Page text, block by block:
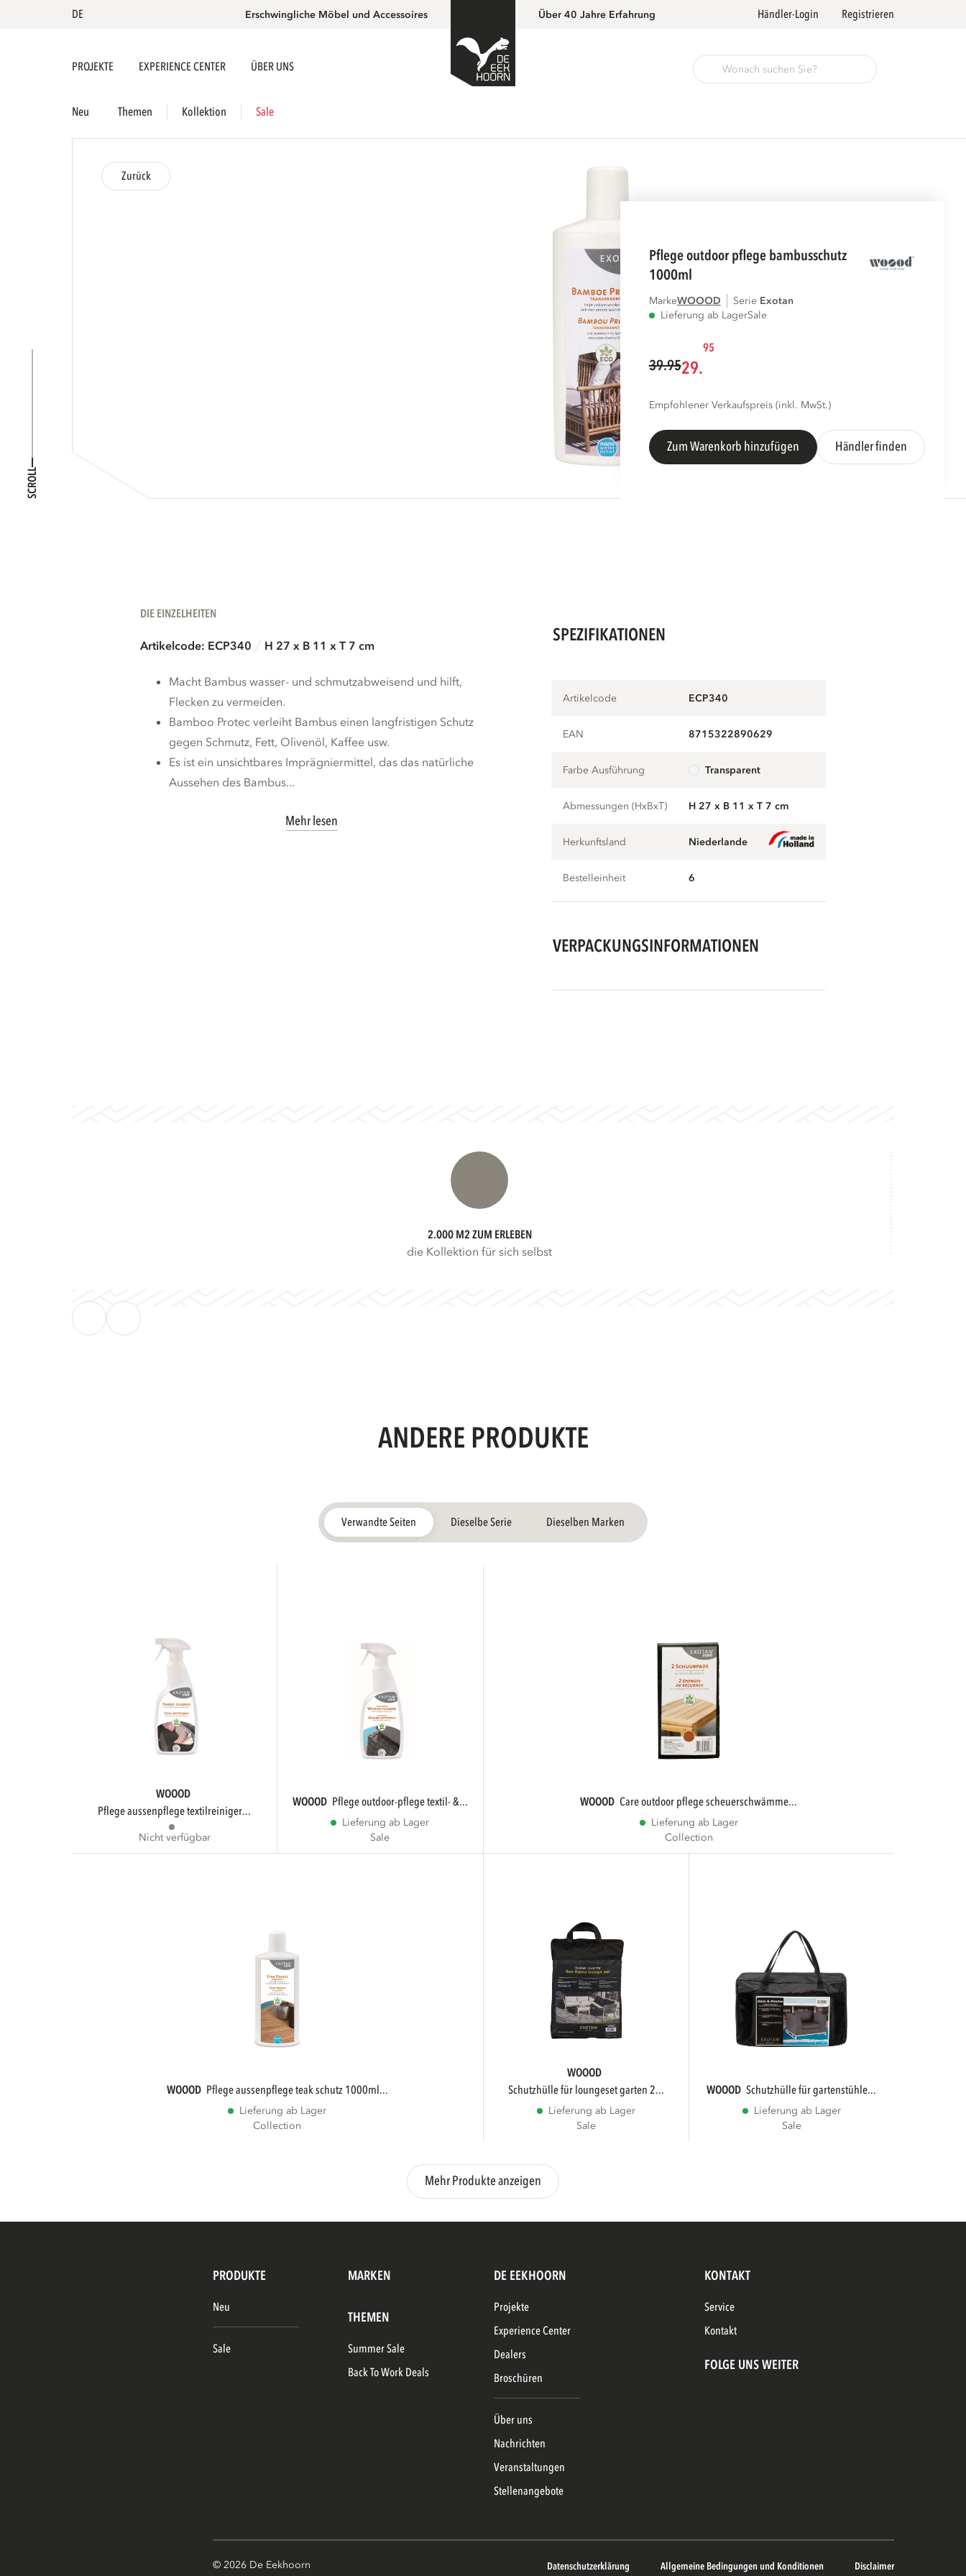
DE Erschwingliche Möbel und Accessoires Über 40 Jahre Erfahrung Händler-Login Registrieren
PROJEKTE EXPERIENCE CENTER ÜBER UNS
Neu Themen Kollektion Sale
SCROLL
Zurück
pflege outdoor pflege bambusschutz
1000ml
MarkeWOOOD Serie
exotan
Lieferung ab LagerSale
39.9529.
95
Empfohlener Verkaufspreis (inkl. MwSt.)
Zum Warenkorb hinzufügen Händler finden
DIE EINZELHEITEN
Artikelcode: ECP340 H 27 x B 11 x T 7 cm
Macht Bambus wasser- und schmutzabweisend und hilft,
Flecken zu vermeiden.
Bamboo Protec verleiht Bambus einen langfristigen Schutz
gegen Schmutz, Fett, Olivenöl, Kaffee usw.
Es ist ein unsichtbares Imprägniermittel, das das natürliche
Aussehen des Bambus...
Mehr lesen
SPEZIFIKATIONEN
Artikelcode ECP340
EAN 8715322890629
Farbe Ausführung transparent
Abmessungen (HxBxT) H 27 x B 11 x T 7 cm
Herkunftsland Niederlande
Bestelleinheit 6
VERPACKUNGSINFORMATIONEN
2.000 M2 ZUM ERLEBEN
die Kollektion für sich selbst
ANDERE PRODUKTE
Verwandte Seiten Dieselbe Serie Dieselben Marken
WOOOD
pflege aussenpflege textilreiniger...
Nicht verfügbar
WOOOD pflege outdoor-pflege textil- &...
Lieferung ab Lager
Sale
WOOOD care outdoor pflege scheuerschwämme...
Lieferung ab Lager
Collection
WOOOD pflege aussenpflege teak schutz 1000ml...
Lieferung ab Lager
Collection
WOOOD
schutzhülle für loungeset garten 2...
Lieferung ab Lager
Sale
WOOOD schutzhülle für gartenstühle...
Lieferung ab Lager
Sale
Mehr Produkte anzeigen
PRODUKTE MARKEN
Neu
Sale
THEMEN
Summer Sale
Back To Work Deals
DE EEKHOORN
Projekte
Experience Center
Dealers
Broschüren
Über uns
Nachrichten
Veranstaltungen
Stellenangebote
KONTAKT
Service
Kontakt
FOLGE UNS WEITER
© 2026 De Eekhoorn Datenschutzerklärung Allgemeine Bedingungen und Konditionen Disclaimer